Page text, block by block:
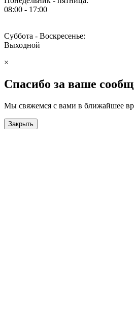
08:00 - 17:00
Суббота - Воскресенье:
Выходной
×
Спасибо за ваше
Мы свяжемся с вами в ближайшее
Закрыть